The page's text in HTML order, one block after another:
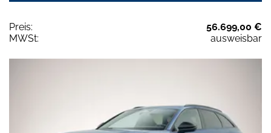
Preis:
56.699,00 €
MWSt:
ausweisbar